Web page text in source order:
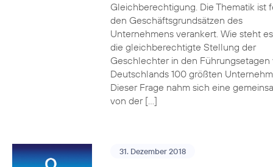
Gleichberechtigung. Die Thematik ist
den Geschäftsgrundsätzen des
Unternehmens verankert. Wie steht
die gleichberechtigte Stellung der
Geschlechter in den Führungsetagen
Deutschlands 100 größten
Dieser Frage nahm sich eine
von der […]
31. Dezember 2018